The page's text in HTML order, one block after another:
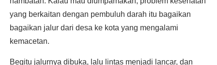
yang berkaitan dengan pembuluh darah itu bagaikan
bagaikan jalur dari desa ke kota yang mengalami
kemacetan.
Begitu jalurnya dibuka, lalu lintas menjadi lancar, dan